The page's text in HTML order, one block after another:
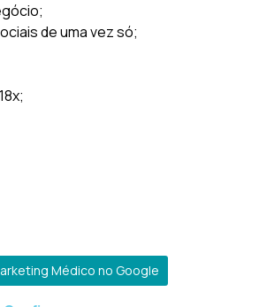
de uma vez só;
Médico no Google